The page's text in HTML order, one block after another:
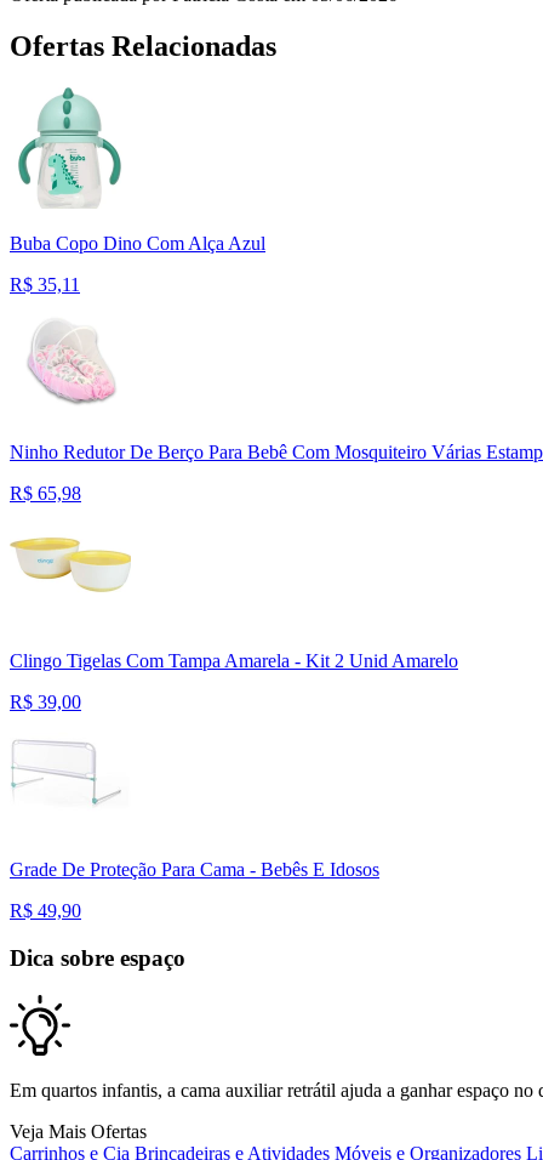
Ofertas Relacionadas
Buba Copo Dino Com Alça Azul
R$ 35,11
Ninho Redutor De Berço Para Bebê Com Mosquiteiro Várias
R$ 65,98
Clingo Tigelas Com Tampa Amarela - Kit 2 Unid Amarelo
R$ 39,00
Grade De Proteção Para Cama - Bebês E Idosos
R$ 49,90
Dica sobre espaço
Em quartos infantis, a cama auxiliar retrátil ajuda a ganhar espaço
Veja Mais Ofertas
Carrinhos e Cia Brincadeiras e Atividades Móveis e Organizadores